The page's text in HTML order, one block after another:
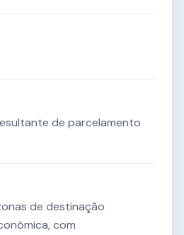
de parcelamento
de destinação
com